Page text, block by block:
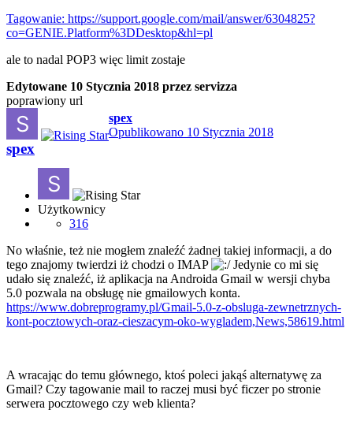
Tagowanie: https://support.google.com/mail/answer/6304825?
co=GENIE.Platform%3DDesktop&hl=pl
ale to nadal POP3 więc limit zostaje
Edytowane 10 Stycznia 2018 przez servizza
poprawiony url
spex
Opublikowano 10 Stycznia 2018
spex
Użytkownicy
316
No właśnie, też nie mogłem znaleźć żadnej takiej informacji, a do
tego znajomy twierdzi iż chodzi o IMAP
Jedynie co mi się
udało się znaleźć, iż aplikacja na Androida Gmail w wersji chyba
5.0 pozwala na obsługę nie gmailowych konta.
https://www.dobreprogramy.pl/Gmail-5.0-z-obsluga-zewnetrznych-
kont-pocztowych-oraz-cieszacym-oko-wygladem,News,58619.html
A wracając do temu głównego, ktoś poleci jakąś alternatywę za
Gmail? Czy tagowanie mail to raczej musi być ficzer po stronie
serwera pocztowego czy web klienta?